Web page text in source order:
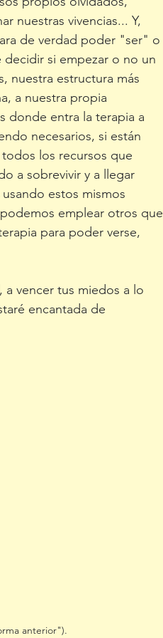
nuestras vivencias... Y,
de verdad poder "ser" o
si empezar o no un
nuestra estructura más
a nuestra propia
donde entra la terapia a
necesarios, si están
los recursos que
a sobrevivir y a llegar
estos mismos
emplear otros que
para poder verse,
vencer tus miedos a lo
encantada de
anterior").